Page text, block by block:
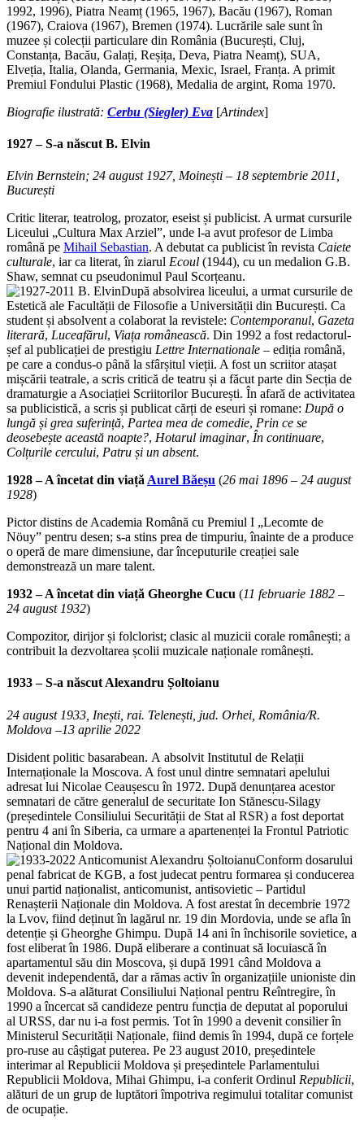
1992, 1996), Piatra Neamț (1965, 1967), Bacău (1967), Roman
(1967), Craiova (1967), Bremen (1974). Lucrările sale sunt în
muzee și colecții particulare din România (București, Cluj,
Constanța, Bacău, Galați, Reșița, Deva, Piatra Neamț), SUA,
Elveția, Italia, Olanda, Germania, Mexic, Israel, Franța. A primit
Premiul Fondului Plastic (1968), Medalia de argint, Roma 1970.
Biografie ilustrată: Cerbu (Siegler) Eva [Artindex]
1927 – S-a născut B. Elvin
Elvin Bernstein; 24 august 1927, Moinești – 18 septembrie 2011,
București
Critic literar, teatrolog, prozator, eseist și publicist. A urmat cursurile
Liceului „Cultura Max Arziel”, unde l-a avut profesor de Limba
română pe Mihail Sebastian. A debutat ca publicist în revista Caiete
culturale, iar ca literat, în ziarul Ecoul (1944), cu un medalion G.B.
Shaw, semnat cu pseudonimul Paul Scorțeanu.
După absolvirea liceului, a urmat cursurile de
Estetică ale Facultății de Filosofie a Universității din București. Ca
student și absolvent a colaborat la revistele: Contemporanul, Gazeta
literară, Luceafărul, Viața românească. Din 1992 a fost redactorul-
șef al publicației de prestigiu Lettre Internationale – ediția română,
pe care a condus-o până la sfârșitul vieții. A fost un scriitor atașat
mișcării teatrale, a scris critică de teatru și a făcut parte din Secția de
dramaturgie a Asociației Scriitorilor București. În afară de activitatea
sa publicistică, a scris și publicat cărți de eseuri și romane: După o
lungă și grea suferință, Partea mea de comedie, Prin ce se
deosebește această noapte?, Hotarul imaginar, În continuare,
Colțurile cercului, Patru și un absent.
1928 – A încetat din viață Aurel Băeșu (26 mai 1896 – 24 august
1928)
Pictor distins de Academia Română cu Premiul I „Lecomte de
Nöuy” pentru desen; s-a stins prea de timpuriu, înainte de a produce
o operă de mare dimensiune, dar începuturile creației sale
demonstrează un mare talent.
1932 – A încetat din viață Gheorghe Cucu (11 februarie 1882 –
24 august 1932)
Compozitor, dirijor și folclorist; clasic al muzicii corale românești; a
contribuit la dezvoltarea școlii muzicale naționale românești.
1933– S-a născutAlexandru Șoltoianu
24 august 1933, Inești, rai. Telenești, jud. Orhei, România/R.
Moldova –13 aprilie 2022
Disident politic basarabean. А absolvit Institutul de Relații
Internaționale la Moscova. A fost unul dintre semnatari apelului
adresat lui Nicolae Ceaușescu în 1972. După denunțarea acestor
semnatari de către generalul de securitate Ion Stănescu-Silagy
(președintele Consiliului Securității de Stat al RSR) a fost deportat
pentru 4 ani în Siberia, ca urmare a apartenenței la Frontul Patriotic
Național din Moldova.
Conform dosarului
penal fabricat de KGB, a fost judecat pentru formarea și conducerea
unui partid naționalist, anticomunist, antisovietic – Partidul
Renașterii Naționale din Moldova. A fost arestat în decembrie 1972
la Lvov, fiind deținut în lagărul nr. 19 din Mordovia, unde se afla în
detenție și Gheorghe Ghimpu. După 14 ani în închisorile sovietice, a
fost eliberat în 1986. După eliberare a continuat să locuiască în
apartamentul său din Moscova, și după 1991 când Moldova a
devenit independentă, dar a rămas activ în organizațiile unioniste din
Moldova. S-a alăturat Consiliului Național pentru Reîntregire, în
1990 a încercat să candideze pentru funcția de deputat al poporului
al URSS, dar nu i-a fost permis. Tot în 1990 a devenit consilier în
Ministerul Securității Naționale, fiind demis în 1994, după ce forțele
pro-ruse au câștigat puterea. Pe 23 august 2010, președintele
interimar al Republicii Moldova și președintele Parlamentului
Republicii Moldova, Mihai Ghimpu, i-a conferit Ordinul Republicii,
alături de un grup de luptători împotriva regimului totalitar comunist
de ocupație.